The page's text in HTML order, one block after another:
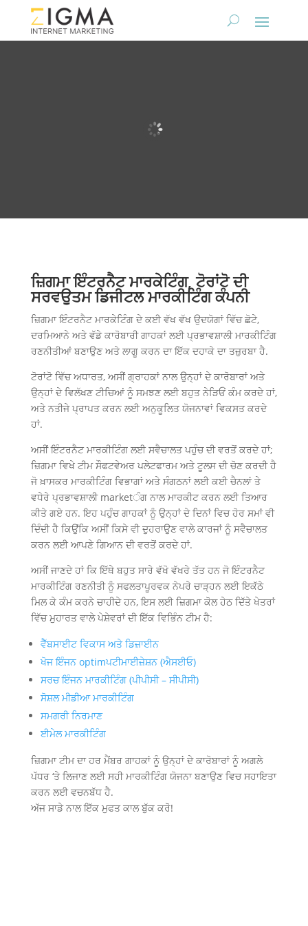
ਜ਼ਿਗਮਾ ਇੰਟਰਨੈਟ ਮਾਰਕੇਟਿੰਗ, ਟੋਰਾਂਟੋ ਦੀ
ਸਰਵਉਤਮ ਡਿਜੀਟਲ ਮਾਰਕੀਟਿੰਗ ਕੰਪਨੀ
ਜ਼ਿਗਮਾ ਇੰਟਰਨੈਟ ਮਾਰਕੇਟਿੰਗ ਦੇ ਕਈ ਵੱਖ ਵੱਖ ਉਦਯੋਗਾਂ ਵਿੱਚ ਛੋਟੇ,
ਦਰਮਿਆਨੇ ਅਤੇ ਵੱਡੇ ਕਾਰੋਬਾਰੀ ਗਾਹਕਾਂ ਲਈ ਪ੍ਰਭਾਵਸ਼ਾਲੀ ਮਾਰਕੀਟਿੰਗ
ਰਣਨੀਤੀਆਂ ਬਣਾਉਣ ਅਤੇ ਲਾਗੂ ਕਰਨ ਦਾ ਇੱਕ ਦਹਾਕੇ ਦਾ ਤਜ਼ੁਰਬਾ ਹੈ.
ਟੋਰਾਂਟੋ ਵਿੱਚ ਅਧਾਰਤ, ਅਸੀਂ ਗ੍ਰਾਹਕਾਂ ਨਾਲ ਉਨ੍ਹਾਂ ਦੇ ਕਾਰੋਬਾਰਾਂ ਅਤੇ
ਉਨ੍ਹਾਂ ਦੇ ਵਿਲੱਖਣ ਟੀਚਿਆਂ ਨੂੰ ਸਮਝਣ ਲਈ ਬਹੁਤ ਨੇੜਿਓਂ ਕੰਮ ਕਰਦੇ ਹਾਂ,
ਅਤੇ ਨਤੀਜੇ ਪ੍ਰਾਪਤ ਕਰਨ ਲਈ ਅਨੁਕੂਲਿਤ ਯੋਜਨਾਵਾਂ ਵਿਕਸਤ ਕਰਦੇ
ਹਾਂ.
ਅਸੀਂ ਇੰਟਰਨੈਟ ਮਾਰਕੀਟਿੰਗ ਲਈ ਸਵੈਚਾਲਤ ਪਹੁੰਚ ਦੀ ਵਰਤੋਂ ਕਰਦੇ ਹਾਂ;
ਜ਼ਿਗਮਾ ਵਿਖੇ ਟੀਮ ਸੌਫਟਵੇਅਰ ਪਲੇਟਫਾਰਮ ਅਤੇ ਟੂਲਸ ਦੀ ਚੋਣ ਕਰਦੀ ਹੈ
ਜੋ ਖ਼ਾਸਕਰ ਮਾਰਕੀਟਿੰਗ ਵਿਭਾਗਾਂ ਅਤੇ ਸੰਗਠਨਾਂ ਲਈ ਕਈ ਚੈਨਲਾਂ ਤੇ
ਵਧੇਰੇ ਪ੍ਰਭਾਵਸ਼ਾਲੀ marketੰਗ ਨਾਲ ਮਾਰਕੀਟ ਕਰਨ ਲਈ ਤਿਆਰ
ਕੀਤੇ ਗਏ ਹਨ. ਇਹ ਪਹੁੰਚ ਗਾਹਕਾਂ ਨੂੰ ਉਨ੍ਹਾਂ ਦੇ ਦਿਨਾਂ ਵਿਚ ਹੋਰ ਸਮਾਂ ਵੀ
ਦਿੰਦੀ ਹੈ ਕਿਉਂਕਿ ਅਸੀਂ ਕਿਸੇ ਵੀ ਦੁਹਰਾਉਣ ਵਾਲੇ ਕਾਰਜਾਂ ਨੂੰ ਸਵੈਚਾਲਤ
ਕਰਨ ਲਈ ਆਪਣੇ ਗਿਆਨ ਦੀ ਵਰਤੋਂ ਕਰਦੇ ਹਾਂ.
ਅਸੀਂ ਜਾਣਦੇ ਹਾਂ ਕਿ ਇੱਥੇ ਬਹੁਤ ਸਾਰੇ ਵੱਖੋ ਵੱਖਰੇ ਤੱਤ ਹਨ ਜੋ ਇੰਟਰਨੈਟ
ਮਾਰਕੀਟਿੰਗ ਰਣਨੀਤੀ ਨੂੰ ਸਫਲਤਾਪੂਰਵਕ ਨੇਪਰੇ ਚਾੜ੍ਹਨ ਲਈ ਇਕੱਠੇ
ਮਿਲ ਕੇ ਕੰਮ ਕਰਨੇ ਚਾਹੀਦੇ ਹਨ, ਇਸ ਲਈ ਜ਼ਿਗਮਾ ਕੋਲ ਹੇਠ ਦਿੱਤੇ ਖੇਤਰਾਂ
ਵਿੱਚ ਮੁਹਾਰਤ ਵਾਲੇ ਪੇਸ਼ੇਵਰਾਂ ਦੀ ਇੱਕ ਵਿਭਿੰਨ ਟੀਮ ਹੈ:
ਵੈੱਬਸਾਈਟ ਵਿਕਾਸ ਅਤੇ ਡਿਜ਼ਾਈਨ
ਖੋਜ ਇੰਜਨ optimਪਟੀਮਾਈਜ਼ੇਸ਼ਨ (ਐਸਈਓ)
ਸਰਚ ਇੰਜਨ ਮਾਰਕੀਟਿੰਗ (ਪੀਪੀਸੀ – ਸੀਪੀਸੀ)
ਸੋਸ਼ਲ ਮੀਡੀਆ ਮਾਰਕੀਟਿੰਗ
ਸਮਗਰੀ ਨਿਰਮਾਣ
ਈਮੇਲ ਮਾਰਕੀਟਿੰਗ
ਜ਼ਿਗਮਾ ਟੀਮ ਦਾ ਹਰ ਮੈਂਬਰ ਗਾਹਕਾਂ ਨੂੰ ਉਨ੍ਹਾਂ ਦੇ ਕਾਰੋਬਾਰਾਂ ਨੂੰ ਅਗਲੇ
ਪੱਧਰ ‘ਤੇ ਲਿਜਾਣ ਲਈ ਸਹੀ ਮਾਰਕੀਟਿੰਗ ਯੋਜਨਾ ਬਣਾਉਣ ਵਿਚ ਸਹਾਇਤਾ
ਕਰਨ ਲਈ ਵਚਨਬੱਧ ਹੈ.
ਅੱਜ ਸਾਡੇ ਨਾਲ ਇੱਕ ਮੁਫਤ ਕਾਲ ਬੁੱਕ ਕਰੋ!